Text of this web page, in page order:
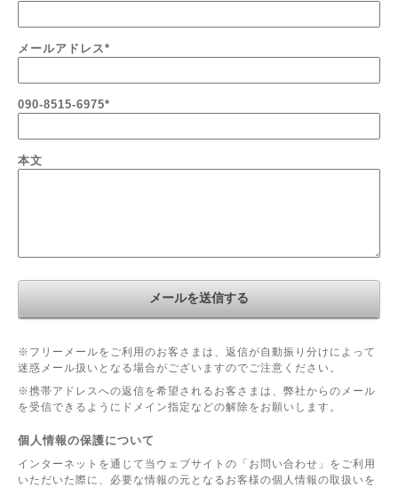
メールアドレス*
090-8515-6975*
本文
※フリーメールをご利用のお客さまは、返信が自動振り分けによって
迷惑メール扱いとなる場合がございますのでご注意ください。
※携帯アドレスへの返信を希望されるお客さまは、弊社からのメール
を受信できるようにドメイン指定などの解除をお願いします。
個人情報の保護について
インターネットを通じて当ウェブサイトの「お問い合わせ」をご利用
いただいた際に、必要な情報の元となるお客様の個人情報の取扱いを